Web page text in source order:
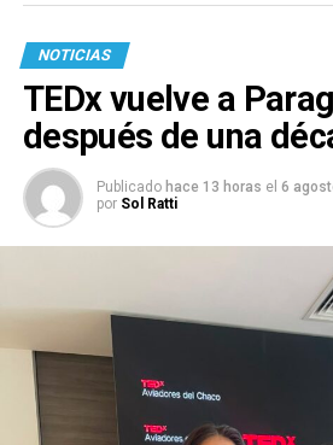
NOTICIAS
TEDx vuelve a
después de una
Publicado hace 13 horas el 6
por Sol Ratti